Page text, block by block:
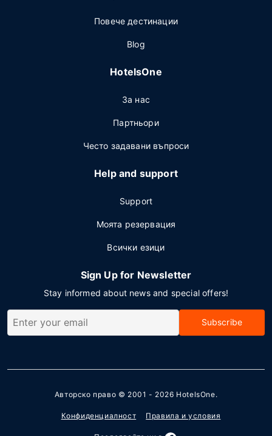
Повече дестинации
Blog
HotelsOne
За нас
Партньори
Често задавани въпроси
Help and support
Support
Моята резервация
Всички езици
Sign Up for Newsletter
Stay informed about news and special offers!
Subscribe
Авторско право © 2001 - 2026 HotelsOne.
Конфиденциалност Правила и условия